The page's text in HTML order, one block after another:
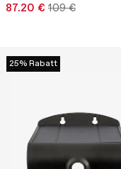
87.20 € 109 €
25% Rabatt